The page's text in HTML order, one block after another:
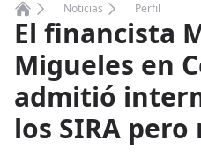
Home
Noticias Perfil
El financista
Migueles en
admitió
los SIRA